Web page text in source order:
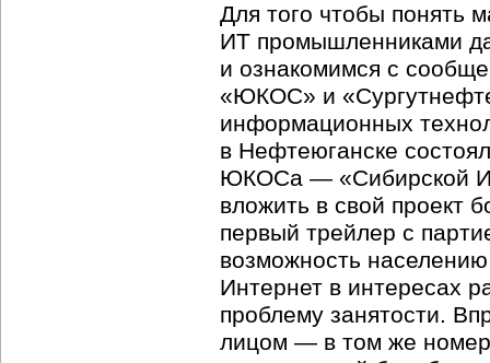
Для того чтобы понять
ИТ промышленниками
и ознакомимся с
«ЮКОС» и
информационных
в Нефтеюганске
ЮКОСа — «Сибирской
вложить в свой проект
первый трейлер с
возможность
Интернет в интересах
проблему занятости.
лицом — в том же